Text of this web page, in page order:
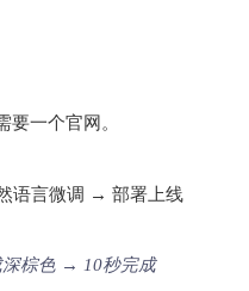
一个官网。
语言微调 → 部署上线
棕色 → 10秒完成